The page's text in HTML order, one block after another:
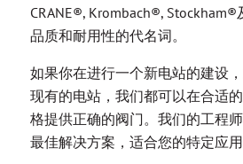
CRANE®, Krombach®,
品质和耐用性的代名词。
如果你在进行一个新电站的建设
现有的电站，我们都可以在合适
格提供正确的阀门。我们的工程
最佳解决方案，适合您的特定应用